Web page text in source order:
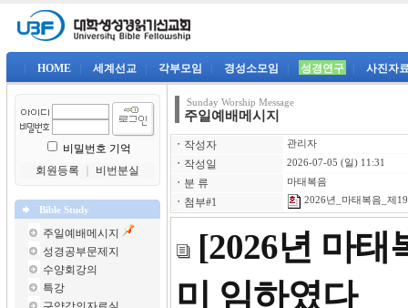
HOME 세계선교 각부모임 경성소모임 성경연구 사진자
비밀번호 기억
회원등록
비번분실
Bible Study
주일예배메시지
성경공부문제지
수양회강의
특강
Sunday Worship Message
주일예배메시지
ㆍ 작성자 관리자
ㆍ 작성일 2026-07-05 (일) 11:31
ㆍ 분 류 마태복음
ㆍ 첨부#1 2026년_마태복음_제
[2026년 마태
미 임하였다